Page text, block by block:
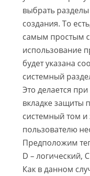
выбрать
создания. То
самым простым
использование
будет указана
системный
Это делается
вкладке защиты
системный том и
пользователю
Предположим
D – логический,
Как в данном